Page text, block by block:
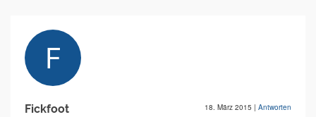
Fickfoot 18. März 2015 | Antworten